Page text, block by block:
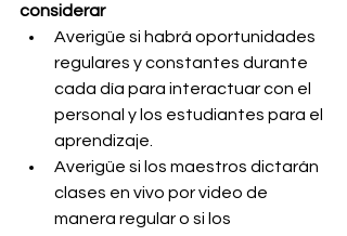
considerar
Averigüe si habrá oportunidades
regulares y constantes durante
cada día para interactuar con el
personal y los estudiantes para el
aprendizaje.
Averigüe si los maestros dictarán
clases en vivo por video de
manera regular o si los